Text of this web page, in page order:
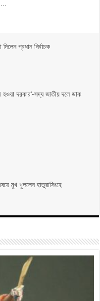
…
প্রধান নির্বাচক
হওয়া দরকার’-সদ্য জাতীয় দলে ডাক
মুখ খুললেন হাতুরাসিংহে